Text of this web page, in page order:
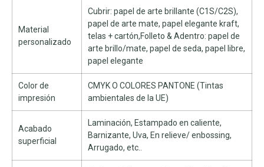
Material
personalizado
Cubrir: papel de arte brillante (C1S/C2S),
papel de arte mate, papel elegante kraft,
telas + cartón,Folleto & Adentro: papel de
arte brillo/mate, papel de seda, papel libre,
papel elegante
Color de
impresión
CMYK O COLORES PANTONE (Tintas
ambientales de la UE)
Acabado
superficial
Laminación, Estampado en caliente,
Barnizante, Uva, En relieve/ enbossing,
Arrugado, etc..